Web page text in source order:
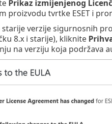
Prikaz izmijenjenog
proizvodu tvrtke ESET i
verzije sigurnosnih
8.x i starije), kliknite
na verziju koja podržava